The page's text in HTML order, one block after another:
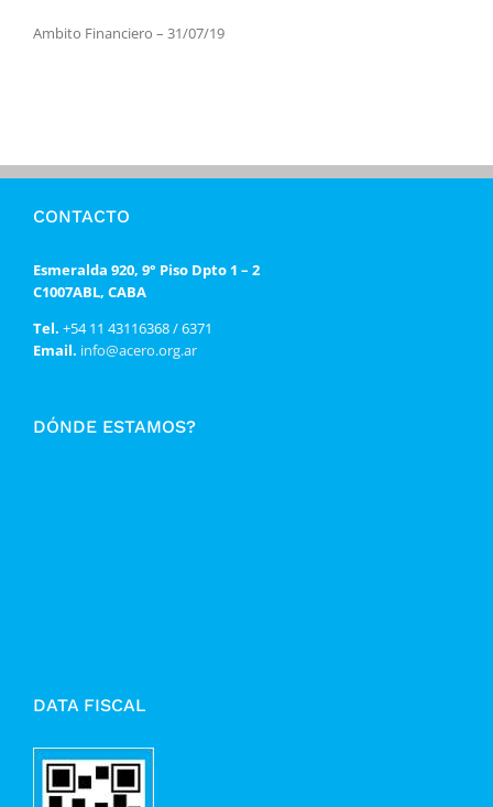
Ambito Financiero – 31/07/19
CONTACTO
Esmeralda 920, 9° Piso Dpto 1 – 2
C1007ABL, CABA
Tel. +54 11 43116368 / 6371
Email. info@acero.org.ar
DÓNDE ESTAMOS?
DATA FISCAL